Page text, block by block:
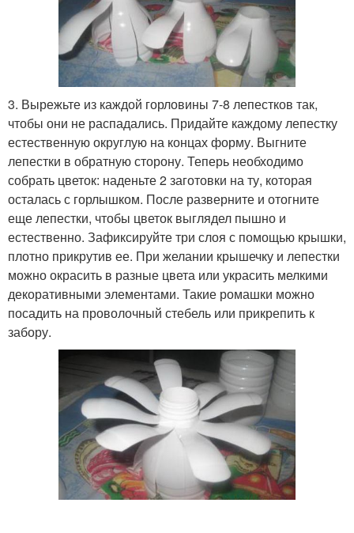
3. Вырежьте из каждой горловины 7-8 лепестков так,
чтобы они не распадались. Придайте каждому лепестку
естественную округлую на концах форму. Выгните
лепестки в обратную сторону. Теперь необходимо
собрать цветок: наденьте 2 заготовки на ту, которая
осталась с горлышком. После разверните и отогните
еще лепестки, чтобы цветок выглядел пышно и
естественно. Зафиксируйте три слоя с помощью крышки,
плотно прикрутив ее. При желании крышечку и лепестки
можно окрасить в разные цвета или украсить мелкими
декоративными элементами. Такие ромашки можно
посадить на проволочный стебель или прикрепить к
забору.